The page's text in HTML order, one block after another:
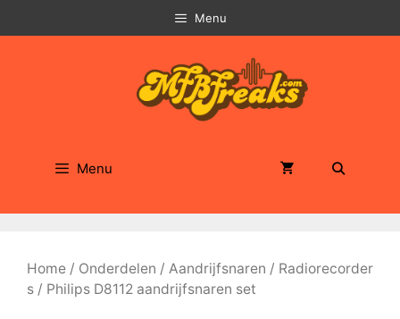
naar
Menu
Menu
Home / Onderdelen / Aandrijfsnaren / Radiorecorder
s / Philips D8112 aandrijfsnaren set